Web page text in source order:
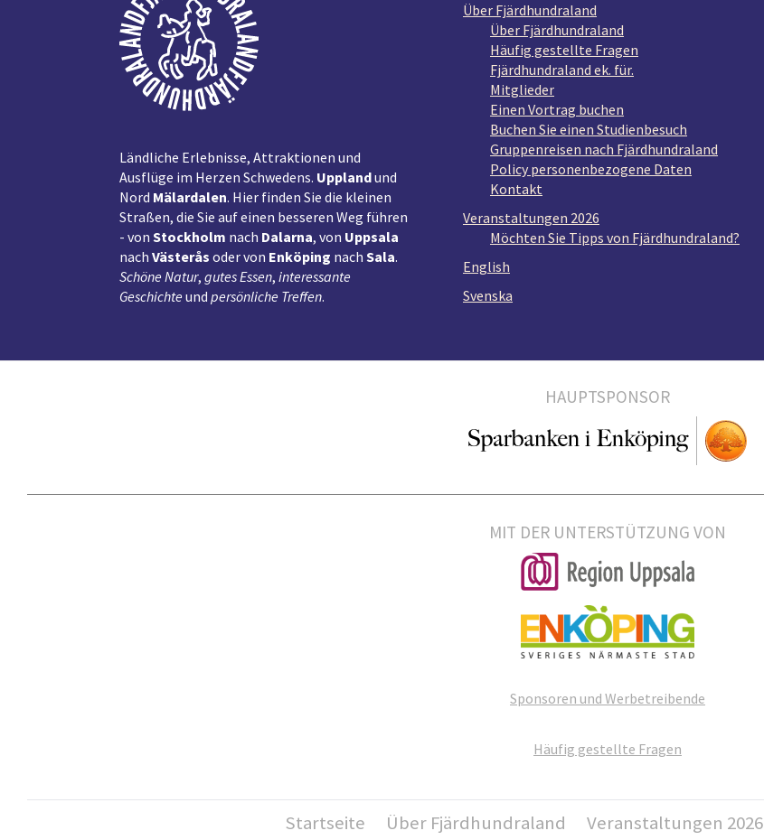
Ländliche Erlebnisse, Attraktionen und
Ausflüge im Herzen Schwedens. Upplandund
Nord Mälardalen. Hier finden Sie die kleinen
Straßen, die Sie auf einen besseren Weg führen
- von Stockholm nach Dalarna, von Uppsala
nach Västerås oder von Enköping nach Sala.
Schöne Natur, gutes Essen, interessante
Geschichte und persönliche Treffen.
Über Fjärdhundraland
Über Fjärdhundraland
Häufig gestellte Fragen
Fjärdhundraland ek. für.
Mitglieder
Einen Vortrag buchen
Buchen Sie einen Studienbesuch
Gruppenreisen nach Fjärdhundraland
Policy personenbezogene Daten
Kontakt
Veranstaltungen 2026
Möchten Sie Tipps von Fjärdhundraland?
English
Svenska
HAUPTSPONSOR
MIT DER UNTERSTÜTZUNG VON
Sponsoren und Werbetreibende
Häufig gestellte Fragen
Startseite Über Fjärdhundraland Veranstaltungen 2026